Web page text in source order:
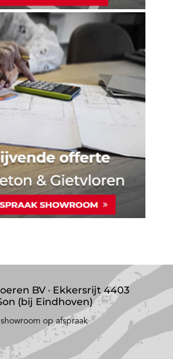
BV · Ekkersrijt 4403
(bij Eindhoven)
op afspraak